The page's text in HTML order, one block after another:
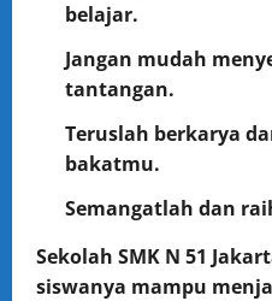
belajar.
Jangan mudah
tantangan.
Teruslah berkarya
bakatmu.
Semangatlah dan
Sekolah SMK N 51
siswanya mampu